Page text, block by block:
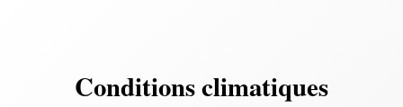
Conditions climatiques